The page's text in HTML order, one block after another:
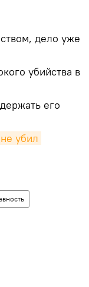
дело уже
убийства в
его
убил